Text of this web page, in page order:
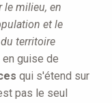
le milieu, en
et le
territoire
en guise de
qui s'étend sur
pas le seul